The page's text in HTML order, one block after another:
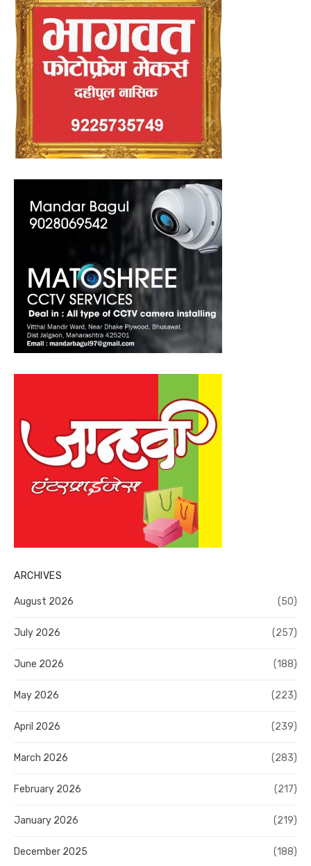
ARCHIVES
August 2026 (50)
July 2026 (257)
June 2026 (188)
May 2026 (223)
April 2026 (239)
March 2026 (283)
February 2026 (217)
January 2026 (219)
December 2025 (188)